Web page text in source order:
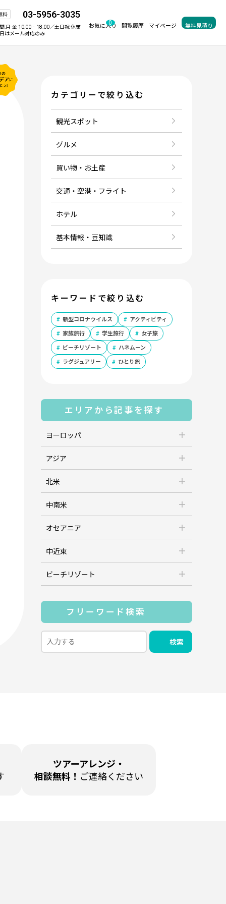
料 03-5956-3035
:月-金 10:00‐18:00／土日祝 休業
はメール対応のみ
お気に入り
0 閲覧履歴 マイページ 無料見積り
カテゴリーで絞り込む
観光スポット
グルメ
買い物・お土産
交通・空港・フライト
ホテル
基本情報・豆知識
キーワードで絞り込む
新型コロナウイルス アクティビティ
家族旅行 学生旅行 女子旅
ビーチリゾート ハネムーン
ラグジュアリー ひとり旅
エリアから記事を探す
ヨーロッパ
アジア
北米
中南米
オセアニア
中近東
ビーチリゾート
フリーワード検索
検索
ツアーアレンジ・
相談無料！ ご連絡ください